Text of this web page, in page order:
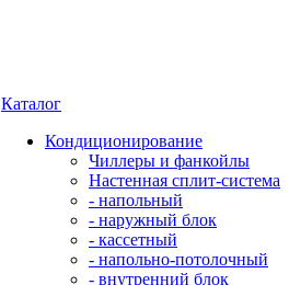
Каталог
Кондиционирование
Чиллеры и фанкойлы
Настенная сплит-система
- напольный
- наружный блок
- кассетный
- напольно-потолочный
- внутренний блок